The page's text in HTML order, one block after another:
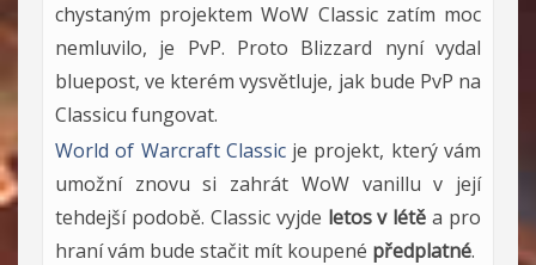
chystaným projektem WoW Classic zatím moc
nemluvilo, je PvP. Proto Blizzard nyní vydal
bluepost, ve kterém vysvětluje, jak bude PvP na
Classicu fungovat.
World of Warcraft Classicje projekt, který vám
umožní znovu si zahrát WoW vanillu v její
tehdejší podobě. Classic vyjde letos v létě a pro
hraní vám bude stačit mít koupené předplatné.